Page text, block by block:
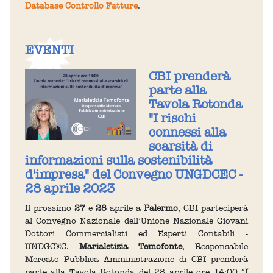
Database Controllo Fatture.
EVENTI
CBI prenderà
parte alla
Tavola Rotonda
"I rischi
connessi alla
scarsità di
informazioni sulla sostenibilità
d'impresa" del Convegno UNGDCEC -
28 aprile 2023
Il prossimo 27 e 28 aprile a Palermo, CBI parteciperà
al Convegno Nazionale dell’Unione Nazionale Giovani
Dottori Commercialisti ed Esperti Contabili -
UNDGCEC. Marialetizia Temofonte, Responsabile
Mercato Pubblica Amministrazione di CBI prenderà